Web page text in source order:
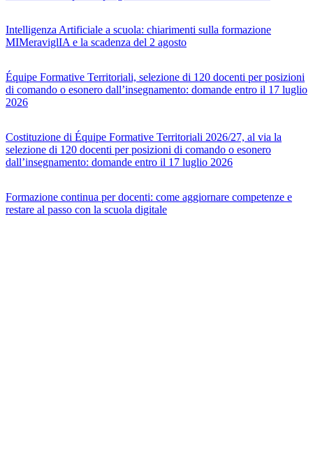
Intelligenza Artificiale a scuola: chiarimenti sulla formazione
MIMeraviglIA e la scadenza del 2 agosto
Équipe Formative Territoriali, selezione di 120 docenti per posizioni
di comando o esonero dall’insegnamento: domande entro il 17 luglio
2026
Costituzione di Équipe Formative Territoriali 2026/27, al via la
selezione di 120 docenti per posizioni di comando o esonero
dall’insegnamento: domande entro il 17 luglio 2026
Formazione continua per docenti: come aggiornare competenze e
restare al passo con la scuola digitale